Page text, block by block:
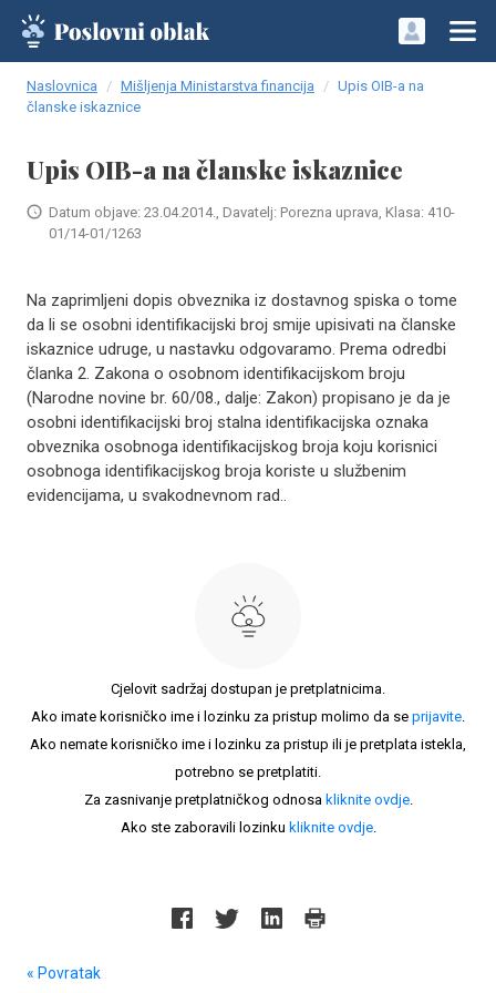
Naslovnica Mišljenja Ministarstva financija
Upis OIB-a na
članske iskaznice
Upis OIB-a na članske iskaznice
Datum objave: 23.04.2014., Davatelj: Porezna uprava, Klasa: 410-
01/14-01/1263
​Na zaprimljeni dopis obveznika iz dostavnog spiska o tome
da li se osobni identifikacijski broj smije upisivati na članske
iskaznice udruge, u nastavku odgovaramo. Prema odredbi
članka 2. Zakona o osobnom identifikacijskom broju
(Narodne novine br. 60/08., dalje: Zakon) propisano je da je
osobni identifikacijski broj stalna identifikacijska oznaka
obveznika osobnoga identifikacijskog broja koju korisnici
osobnoga identifikacijskog broja koriste u službenim
evidencijama, u svakodnevnom rad..
Cjelovit sadržaj dostupan je pretplatnicima.
Ako imate korisničko ime i lozinku za pristup molimo da se prijavite.
Ako nemate korisničko ime i lozinku za pristup ili je pretplata istekla,
potrebno se pretplatiti.
Za zasnivanje pretplatničkog odnosa kliknite ovdje.
Ako ste zaboravili lozinku kliknite ovdje.
« Povratak